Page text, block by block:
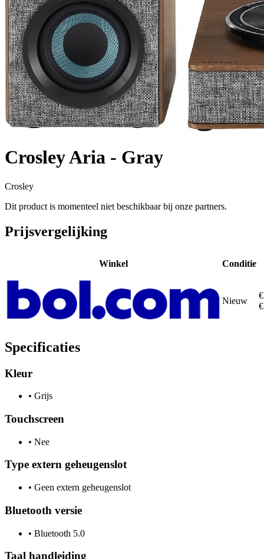
Crosley Aria - Gray
Crosley
Dit product is momenteel niet beschikbaar bij onze partners.
Prijsvergelijking
Winkel Conditie
Nieuw
Specificaties
Kleur
• Grijs
Touchscreen
• Nee
Type extern geheugenslot
• Geen extern geheugenslot
Bluetooth versie
• Bluetooth 5.0
Taal handleiding